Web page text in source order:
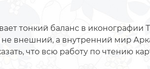
тонкий баланс в
внешний, а внутренний мир
что всю работу по чтению